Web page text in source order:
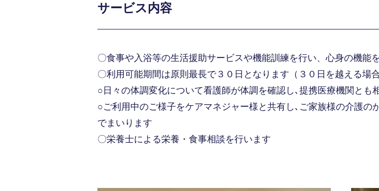
サービス内容
〇食事や入浴等の生活援助サービスや機能訓練を行い、心身の機能
〇利用可能期間は原則最長で３０日となります（３０日を越える場
○日々の体調変化について看護師が体調を確認し､提携医療機関とも
○ご利用中のご様子をケアマネジャー様と共有し､ご家族様の介護
でまいります
〇栄養士による栄養・食事相談を行います